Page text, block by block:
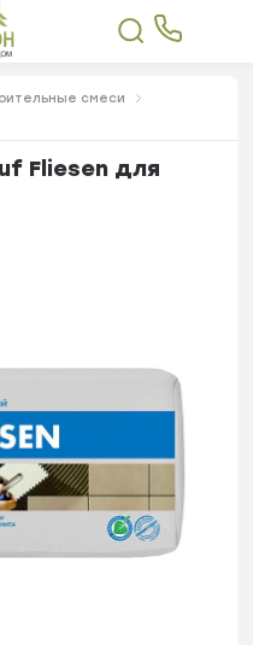
смеси
Fliesen для